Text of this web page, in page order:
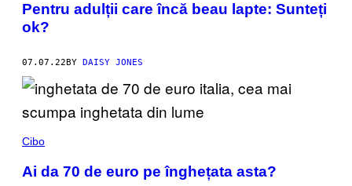
Pentru adulții care încă beau lapte: Sunteți
ok?
07.07.22 BY DAISY JONES
Cibo
Ai da 70 de euro pe înghețata asta?